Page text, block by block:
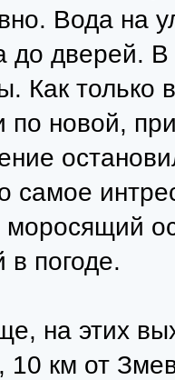
Вода на
до дверей.
Как только
по новой,
самое
моросящий
в погоде.
на этих
10 км от